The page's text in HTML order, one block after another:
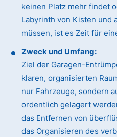
keinen Platz mehr findet
Labyrinth von Kisten und
müssen, ist es Zeit für
Zweck und Umfang:
Ziel der Garagen-
klaren, organisierten
nur Fahrzeuge, sondern
ordentlich gelagert
das Entfernen von
das Organisieren des